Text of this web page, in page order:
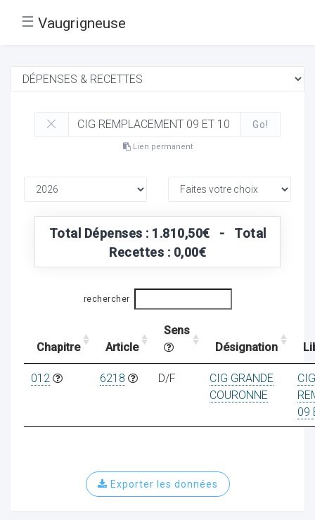
☰ Vaugrigneuse
Go!
Lien permanent
Total Dépenses : 1.810,50€ - Total
Recettes : 0,00€
rechercher
Chapitre Article
Sens
Désignation
012 6218 D/F
CIG GRANDE
COURONNE
CIG
09
Exporter les données